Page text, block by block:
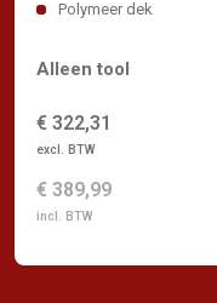
Polymeer dek
€ 322,31
excl. BTW
€ 389,99
incl. BTW
Alleen tool